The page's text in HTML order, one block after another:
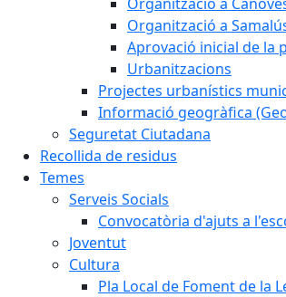
Organització a
Aprovació inicial de la
Urbanitzacions
Projectes urbanístics
Informació geogràfica
Seguretat Ciutadana
Recollida de residus
Temes
Serveis Socials
Convocatòria d'ajuts a
Joventut
Cultura
Pla Local de Foment de la